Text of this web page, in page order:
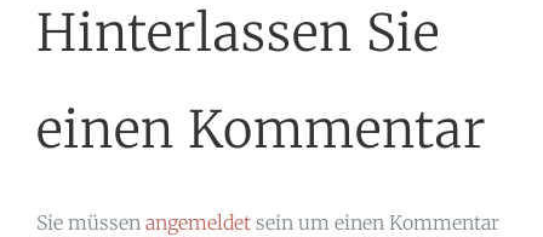
Hinterlassen Sie
einen Kommentar
Sie müssen angemeldet sein um einen Kommentar